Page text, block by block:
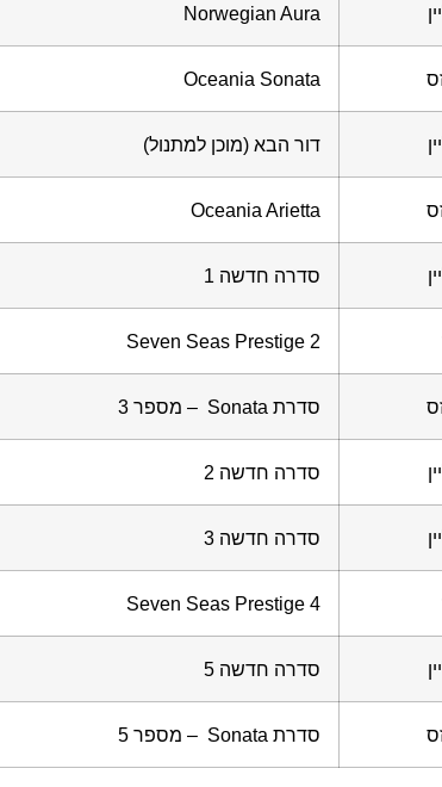
Norwegian Aura
Oceania Sonata
דור הבא (מוכן למתנול)
Oceania Arietta
סדרה חדשה 1
Seven Seas Prestige 2
סדרת Sonata – מספר 3
סדרה חדשה 2
סדרה חדשה 3
Seven Seas Prestige 4
סדרה חדשה 5
סדרת Sonata – מספר 5